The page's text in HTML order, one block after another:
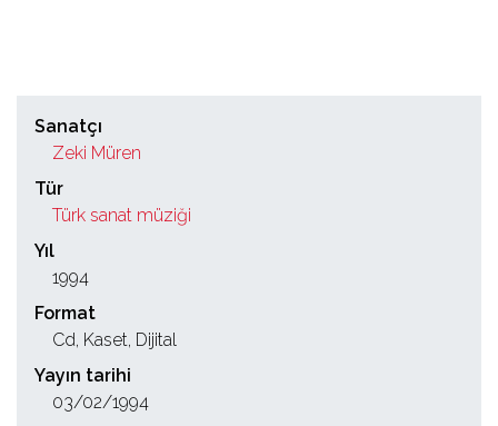
Sanatçı
Zeki Müren
Tür
Türk sanat müziği
Yıl
1994
Format
Cd, Kaset, Dijital
Yayın tarihi
03/02/1994